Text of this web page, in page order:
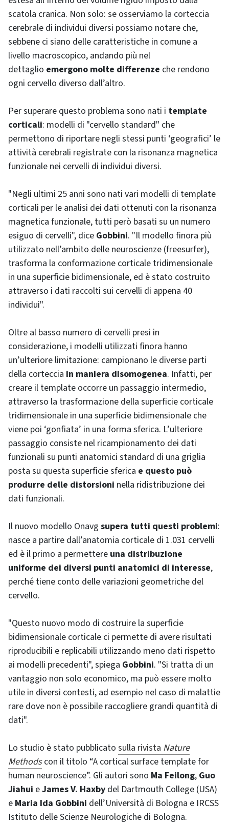
scatola cranica. Non solo: se osserviamo la corteccia
cerebrale di individui diversi possiamo notare che,
sebbene ci siano delle caratteristiche in comune a
livello macroscopico, andando più nel
dettaglio emergono molte differenze che rendono
ogni cervello diverso dall’altro.
Per superare questo problema sono nati i template
corticali: modelli di "cervello standard" che
permettono di riportare negli stessi punti ‘geografici’ le
attività cerebrali registrate con la risonanza magnetica
funzionale nei cervelli di individui diversi.
"Negli ultimi 25 anni sono nati vari modelli di template
corticali per le analisi dei dati ottenuti con la risonanza
magnetica funzionale, tutti però basati su un numero
esiguo di cervelli", dice Gobbini. "Il modello finora più
utilizzato nell’ambito delle neuroscienze (freesurfer),
trasforma la conformazione corticale tridimensionale
in una superficie bidimensionale, ed è stato costruito
attraverso i dati raccolti sui cervelli di appena 40
individui".
Oltre al basso numero di cervelli presi in
considerazione, i modelli utilizzati finora hanno
un’ulteriore limitazione: campionano le diverse parti
della corteccia in maniera disomogenea. Infatti, per
creare il template occorre un passaggio intermedio,
attraverso la trasformazione della superficie corticale
tridimensionale in una superficie bidimensionale che
viene poi ‘gonfiata’ in una forma sferica. L’ulteriore
passaggio consiste nel ricampionamento dei dati
funzionali su punti anatomici standard di una griglia
posta su questa superficie sferica e questo può
produrre delle distorsioni nella ridistribuzione dei
dati funzionali.
Il nuovo modello Onavg supera tutti questi problemi:
nasce a partire dall’anatomia corticale di 1.031 cervelli
ed è il primo a permettere una distribuzione
uniforme dei diversi punti anatomici di interesse,
perché tiene conto delle variazioni geometriche del
cervello.
"Questo nuovo modo di costruire la superficie
bidimensionale corticale ci permette di avere risultati
riproducibili e replicabili utilizzando meno dati rispetto
ai modelli precedenti", spiega Gobbini. "Si tratta di un
vantaggio non solo economico, ma può essere molto
utile in diversi contesti, ad esempio nel caso di malattie
rare dove non è possibile raccogliere grandi quantità di
dati".
Lo studio è stato pubblicato sulla rivista Nature
Methods con il titolo “A cortical surface template for
human neuroscience”. Gli autori sono Ma Feilong, Guo
Jiahui eJames V. Haxby del Dartmouth College (USA)
e Maria Ida Gobbini dell’Università di Bologna e IRCSS
Istituto delle Scienze Neurologiche di Bologna.